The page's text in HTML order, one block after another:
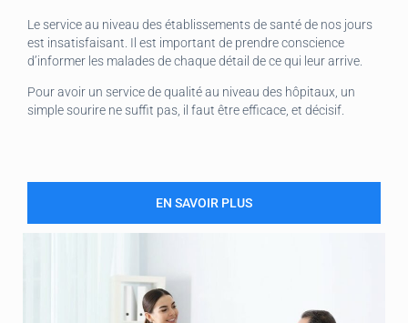
Le service au niveau des établissements de santé de nos jours
est insatisfaisant. Il est important de prendre conscience
d’informer les malades de chaque détail de ce qui leur arrive.
Pour avoir un service de qualité au niveau des hôpitaux, un
simple sourire ne suffit pas, il faut être efficace, et décisif.
EN SAVOIR PLUS